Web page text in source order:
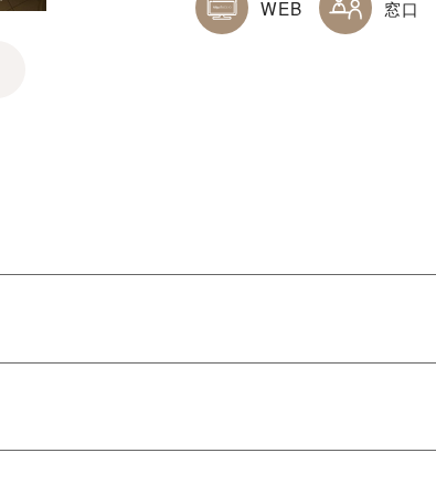
WEB 窓口
ください。
督兼首席指揮者）
ンバーから4名客演出演）
ン・クアン・カ）